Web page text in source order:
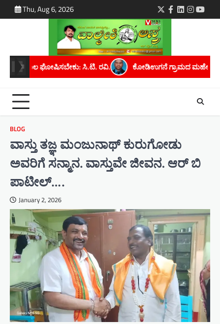
to
Thu, Aug 6, 2026 Twitter
Facebook
LinkedIn
ಕೋಡಿಉಗನೆ ಗ್ರಾಮದ ಮಹೇಶ್ ಕೆ. ಅವರಿಗೆ ಮೈಸೂರು
BLOG
ವಾಸ್ತು ತಜ್ಞ ಮಂಜುನಾಥ್ ಕುರುಗೋಡು
ಅವರಿಗೆ ಸನ್ಮಾನ. ವಾಸ್ತುವೇ ಜೀವನ. ಆರ್ ಬಿ
ಪಾಟೀಲ್….
January 2, 2026